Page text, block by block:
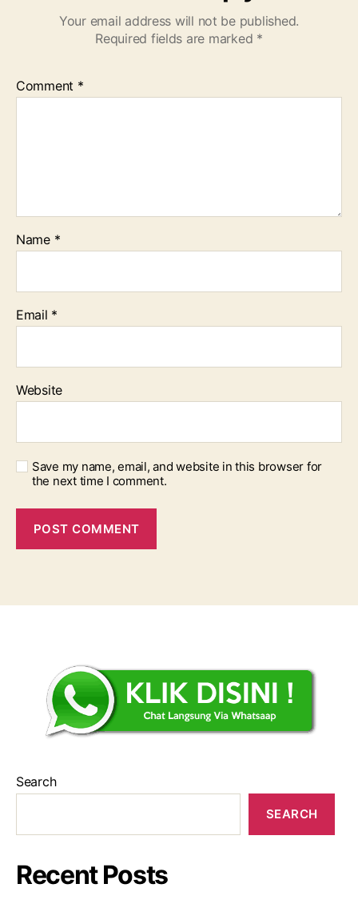
Your email address will not be published.
Required fields are marked *
Comment *
Name *
Email *
Website
Save my name, email, and website in this browser for
the next time I comment.
Search
SEARCH
Recent Posts